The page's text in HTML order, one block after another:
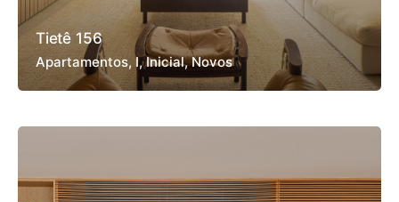
Tietê 156
Apartamentos I Inicial Novos